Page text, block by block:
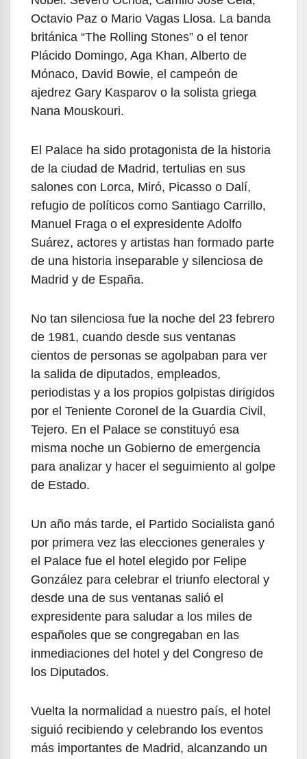
Octavio Paz o Mario Vagas Llosa. La banda
británica “The Rolling Stones” o el tenor
Plácido Domingo, Aga Khan, Alberto de
Mónaco, David Bowie, el campeón de
ajedrez Gary Kasparov o la solista griega
Nana Mouskouri.
El Palace ha sido protagonista de la historia
de la ciudad de Madrid, tertulias en sus
salones con Lorca, Miró, Picasso o Dalí,
refugio de políticos como Santiago Carrillo,
Manuel Fraga o el expresidente Adolfo
Suárez, actores y artistas han formado parte
de una historia inseparable y silenciosa de
Madrid y de España.
No tan silenciosa fue la noche del 23 febrero
de 1981, cuando desde sus ventanas
cientos de personas se agolpaban para ver
la salida de diputados, empleados,
periodistas y a los propios golpistas dirigidos
por el Teniente Coronel de la Guardia Civil,
Tejero. En el Palace se constituyó esa
misma noche un Gobierno de emergencia
para analizar y hacer el seguimiento al golpe
de Estado.
Un año más tarde, el Partido Socialista ganó
por primera vez las elecciones generales y
el Palace fue el hotel elegido por Felipe
González para celebrar el triunfo electoral y
desde una de sus ventanas salió el
expresidente para saludar a los miles de
españoles que se congregaban en las
inmediaciones del hotel y del Congreso de
los Diputados.
Vuelta la normalidad a nuestro país, el hotel
siguió recibiendo y celebrando los eventos
más importantes de Madrid, alcanzando un